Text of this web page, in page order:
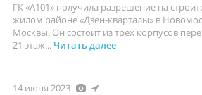
ГК «А101» получила разрешение на
жилом районе «Дзен-кварталы» в
Москвы. Он состоит из трех корпусов
21 этаж...Читать далее
14 июня 2023